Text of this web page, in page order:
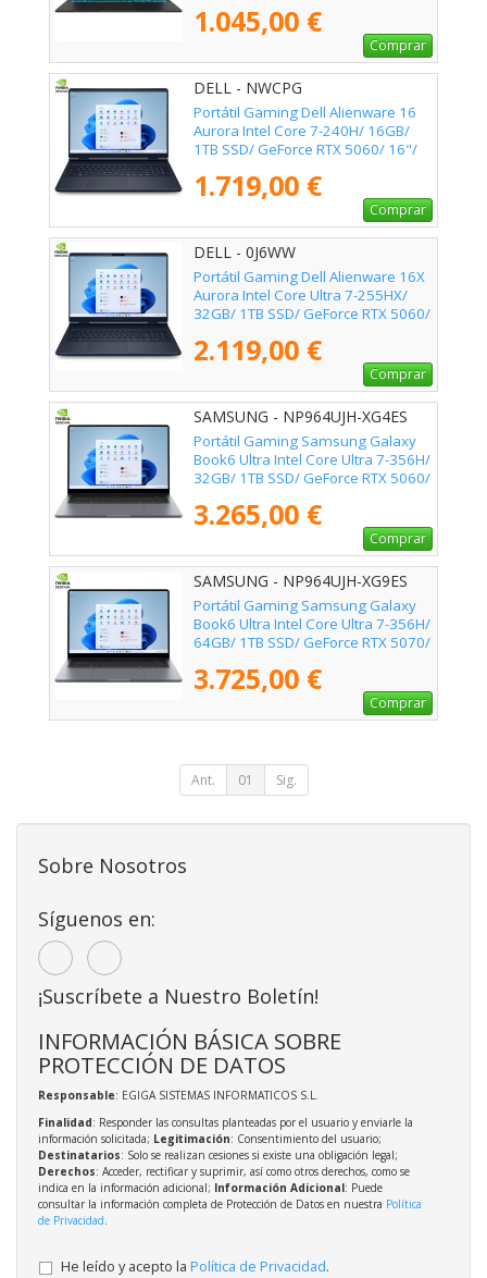
1.045,00 €
Comprar
DELL - NWCPG
Portátil Gaming Dell Alienware 16
Aurora Intel Core 7-240H/ 16GB/
1TB SSD/ GeForce RTX 5060/ 16"/
1.719,00 €
Comprar
DELL - 0J6WW
Portátil Gaming Dell Alienware 16X
Aurora Intel Core Ultra 7-255HX/
32GB/ 1TB SSD/ GeForce RTX 5060/
2.119,00 €
Comprar
SAMSUNG - NP964UJH-XG4ES
Portátil Gaming Samsung Galaxy
Book6 Ultra Intel Core Ultra 7-356H/
32GB/ 1TB SSD/ GeForce RTX 5060/
3.265,00 €
Comprar
SAMSUNG - NP964UJH-XG9ES
Portátil Gaming Samsung Galaxy
Book6 Ultra Intel Core Ultra 7-356H/
64GB/ 1TB SSD/ GeForce RTX 5070/
3.725,00 €
Comprar
Ant. 01 Sig.
Sobre Nosotros
Síguenos en:
¡Suscríbete a Nuestro Boletín!
INFORMACIÓN BÁSICA SOBRE
PROTECCIÓN DE DATOS
Responsable: EGIGA SISTEMAS INFORMATICOS S.L.
Finalidad: Responder las consultas planteadas por el usuario y enviarle la
información solicitada; Legitimación: Consentimiento del usuario;
Destinatarios: Solo se realizan cesiones si existe una obligación legal;
Derechos: Acceder, rectificar y suprimir, así como otros derechos, como se
indica en la información adicional; Información Adicional: Puede
consultar la información completa de Protección de Datos en nuestra Política
de Privacidad
He leído y acepto la Política de Privacidad.